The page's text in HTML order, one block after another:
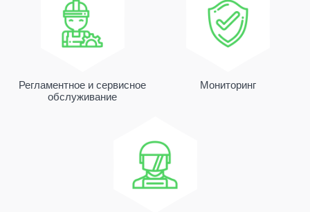
Регламентное и сервисное
обслуживание
Мониторинг